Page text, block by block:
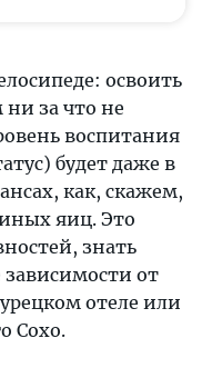
освоить
за что не
воспитания
будет даже в
как, скажем,
яиц. Это
знать
зависимости от
отеле или
Сохо.